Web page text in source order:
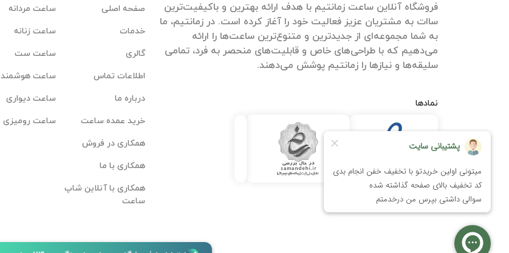
فروشگاه آنلاین ساعت زمانتیم با هدف ارائه بهترین و باکیفیت‌ترین
ساات‌ به مشتریان عزیز فعالیت خود را آغاز کرده است. در زمانتیم، ما
به شما مجموعه‌ای از جدیدترین و متنوع‌ترین ساعت‌ها را ارائه
می‌دهیم که با طراحی‌های خاص و قابلیت‌های منحصر به فرد، تمامی
سلیقه‌ها و نیازها را زمانتیم پوشش می‌دهند.
نمادها
صفحه اصلی
خدمات
گالری
اطلاعات تماس
درباره ما
خرید عمده ساعت
همکاری در فروش
همکاری با ما
همکاری با آنلاین شاپ
ساعت
ساعت مردانه
ساعت زنانه
ساعت ست
ساعت هوشمند
ساعت دیواری
ساعت رومیزی